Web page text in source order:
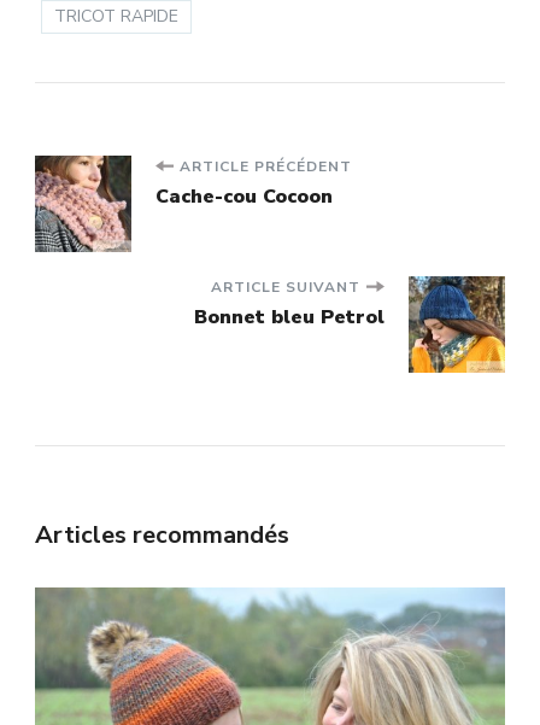
TRICOT RAPIDE
Navigation
d'article
ARTICLE PRÉCÉDENT
Cache-cou Cocoon
ARTICLE SUIVANT
Bonnet bleu Petrol
Articles recommandés